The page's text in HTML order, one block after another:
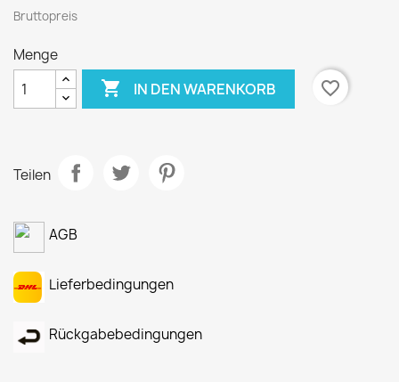
Bruttopreis
Menge
 IN DEN WARENKORB favorite_border
Teilen
AGB
Lieferbedingungen
Rückgabebedingungen